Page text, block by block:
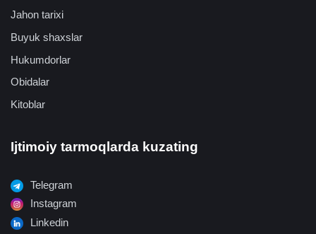
Jahon tarixi
Buyuk shaxslar
Hukumdorlar
Obidalar
Kitoblar
Ijtimoiy tarmoqlarda kuzating
Telegram
Instagram
Linkedin